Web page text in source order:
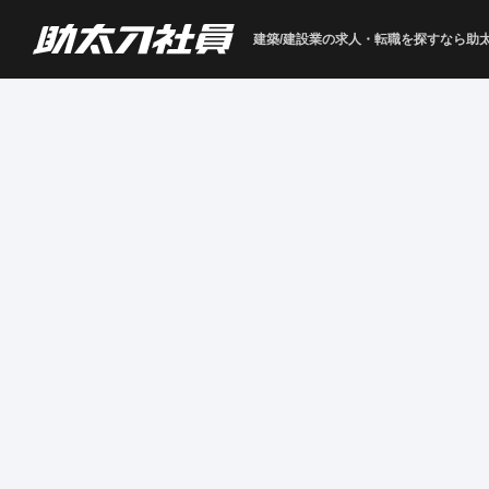
建築/建設業の求人・転職を探すなら助